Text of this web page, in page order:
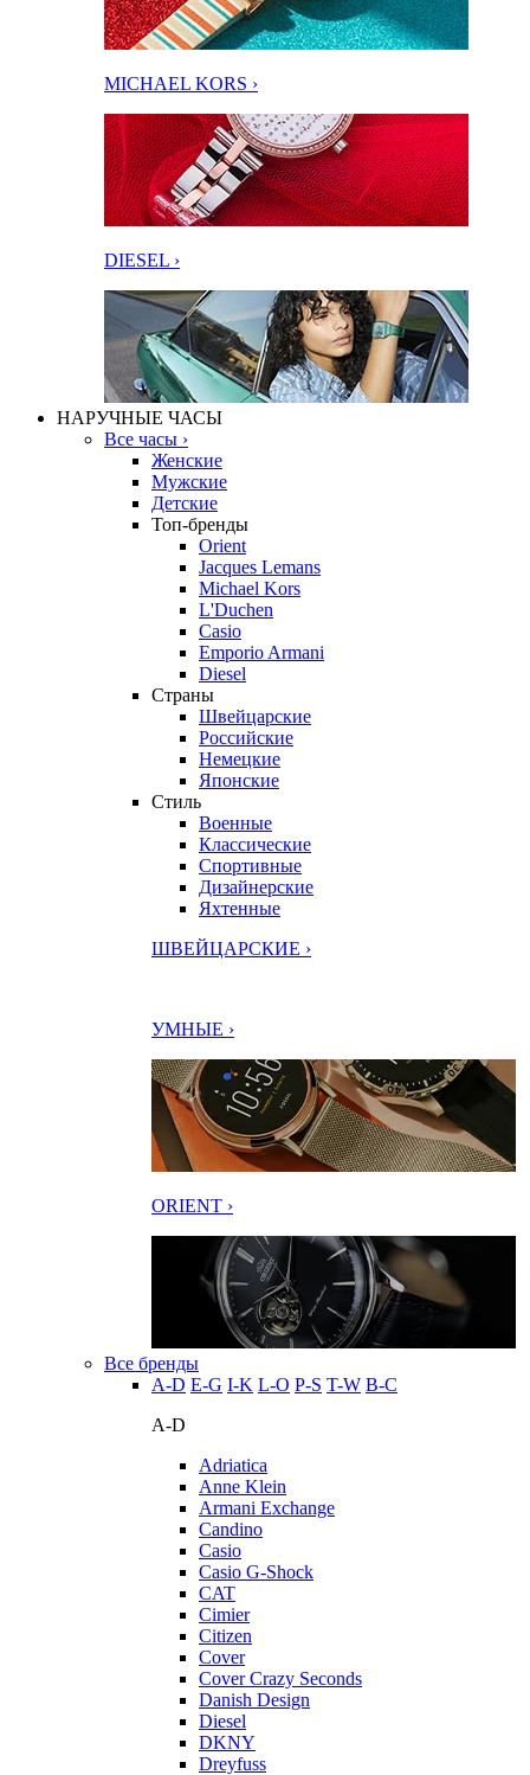
MICHAEL KORS ›
DIESEL ›
НАРУЧНЫЕ ЧАСЫ
Все часы ›
Женские
Мужские
Детские
Топ-бренды
Orient
Jacques Lemans
Michael Kors
L'Duchen
Casio
Emporio Armani
Diesel
Страны
Швейцарские
Российские
Немецкие
Японские
Стиль
Военные
Классические
Спортивные
Дизайнерские
Яхтенные
ШВЕЙЦАРСКИЕ ›
УМНЫЕ ›
ORIENT ›
Все бренды
A-D E-G I-K L-O P-S T-W В-С
A-D
Adriatica
Anne Klein
Armani Exchange
Candino
Casio
Casio G-Shock
CAT
Cimier
Citizen
Cover
Cover Crazy Seconds
Danish Design
Diesel
DKNY
Dreyfuss